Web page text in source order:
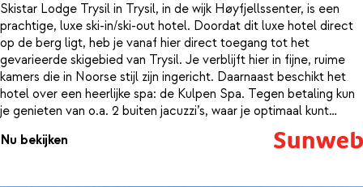
Skistar Lodge Trysil in Trysil, in de wijk Høyfjellssenter, is een
prachtige, luxe ski-in/ski-out hotel. Doordat dit luxe hotel direct
op de berg ligt, heb je vanaf hier direct toegang tot het
gevarieerde skigebied van Trysil. Je verblijft hier in fijne, ruime
kamers die in Noorse stijl zijn ingericht. Daarnaast beschikt het
hotel over een heerlijke spa: de Kulpen Spa. Tegen betaling kun
je genieten van o.a. 2 buiten jacuzzi’s, waar je optimaal kunt
relaxen met uitzicht op het unieke winter wonderland. Ook vind je
hier vier sauna’s en een verwarmd binnenzwembad. Bij Restaurant
Nu bekijken